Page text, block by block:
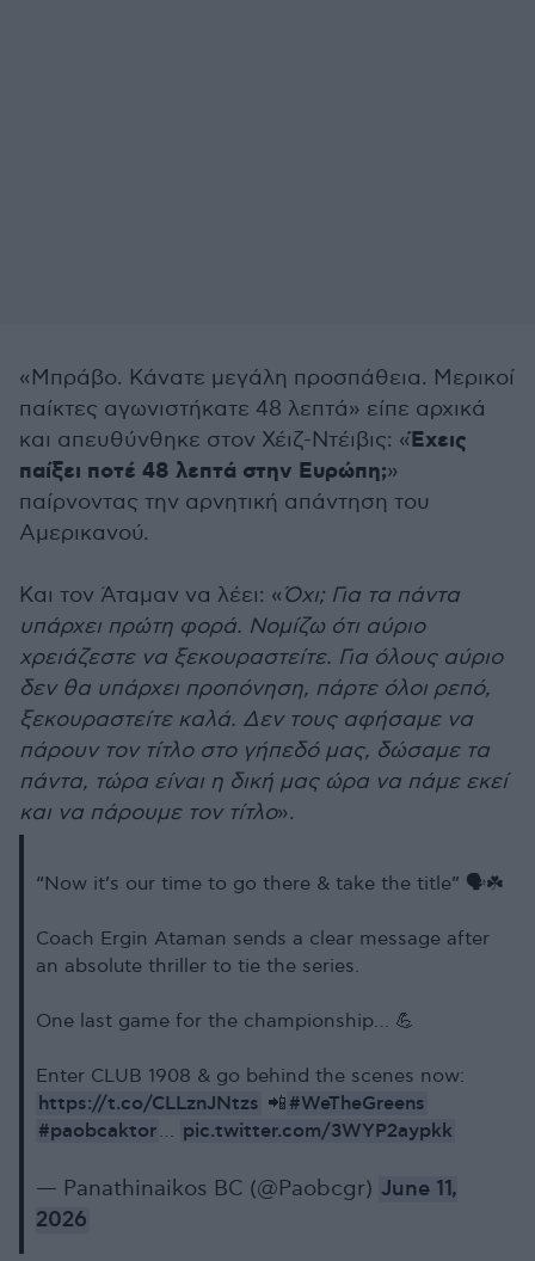
«Μπράβο. Κάνατε μεγάλη προσπάθεια. Μερικοί
παίκτες αγωνιστήκατε 48 λεπτά» είπε αρχικά
και απευθύνθηκε στον Χέιζ-Ντέιβις: «Έχεις
παίξει ποτέ 48 λεπτά στην Ευρώπη;»
παίρνοντας την αρνητική απάντηση του
Αμερικανού.
Και τον Άταμαν να λέει: «Όχι; Για τα πάντα
υπάρχει πρώτη φορά. Νομίζω ότι αύριο
χρειάζεστε να ξεκουραστείτε. Για όλους αύριο
δεν θα υπάρχει προπόνηση, πάρτε όλοι ρεπό,
ξεκουραστείτε καλά. Δεν τους αφήσαμε να
πάρουν τον τίτλο στο γήπεδό μας, δώσαμε τα
πάντα, τώρα είναι η δική μας ώρα να πάμε εκεί
και να πάρουμε τον τίτλο».
“Now it’s our time to go there & take the title” 🗣️☘️
Coach Ergin Ataman sends a clear message after
an absolute thriller to tie the series.
One last game for the championship… 💪
Enter CLUB 1908 & go behind the scenes now:
https://t.co/CLLznJNtzs 📲 #WeTheGreens
#paobcaktor… pic.twitter.com/3WYP2aypkk
— Panathinaikos BC (@Paobcgr) June 11,
2026